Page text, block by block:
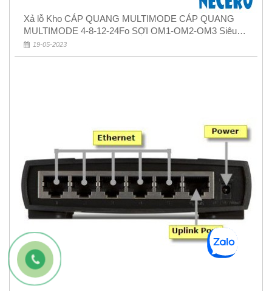
Xả lỗ Kho CÁP QUANG MULTIMODE CÁP QUANG
MULTIMODE 4-8-12-24Fo SỢI OM1-OM2-OM3 Siêu
Rẻ 5k
19-05-2023